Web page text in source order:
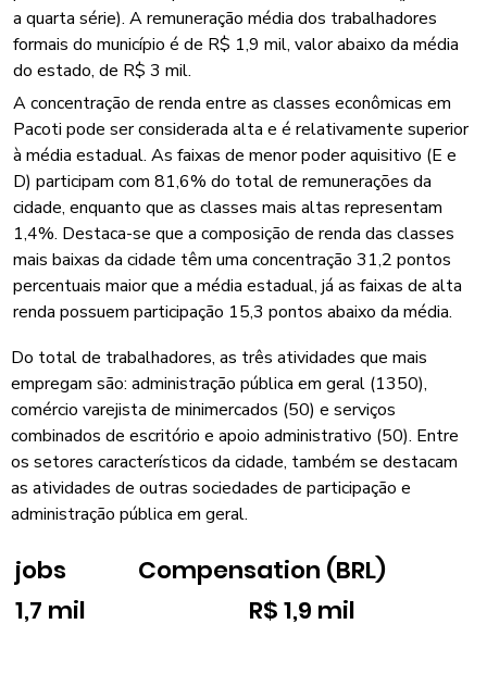
a quarta série). A remuneração média dos trabalhadores
formais do município é de R$ 1,9 mil, valor abaixo da média
do estado, de R$ 3 mil.
A concentração de renda entre as classes econômicas em
Pacoti pode ser considerada alta e é relativamente superior
à média estadual. As faixas de menor poder aquisitivo (E e
D) participam com 81,6% do total de remunerações da
cidade, enquanto que as classes mais altas representam
1,4%. Destaca-se que a composição de renda das classes
mais baixas da cidade têm uma concentração 31,2 pontos
percentuais maior que a média estadual, já as faixas de alta
renda possuem participação 15,3 pontos abaixo da média.
Do total de trabalhadores, as três atividades que mais
empregam são: administração pública em geral (1350),
comércio varejista de minimercados (50) e serviços
combinados de escritório e apoio administrativo (50). Entre
os setores característicos da cidade, também se destacam
as atividades de outras sociedades de participação e
administração pública em geral.
jobs
1,7 mil
Compensation (BRL)
R$ 1,9 mil